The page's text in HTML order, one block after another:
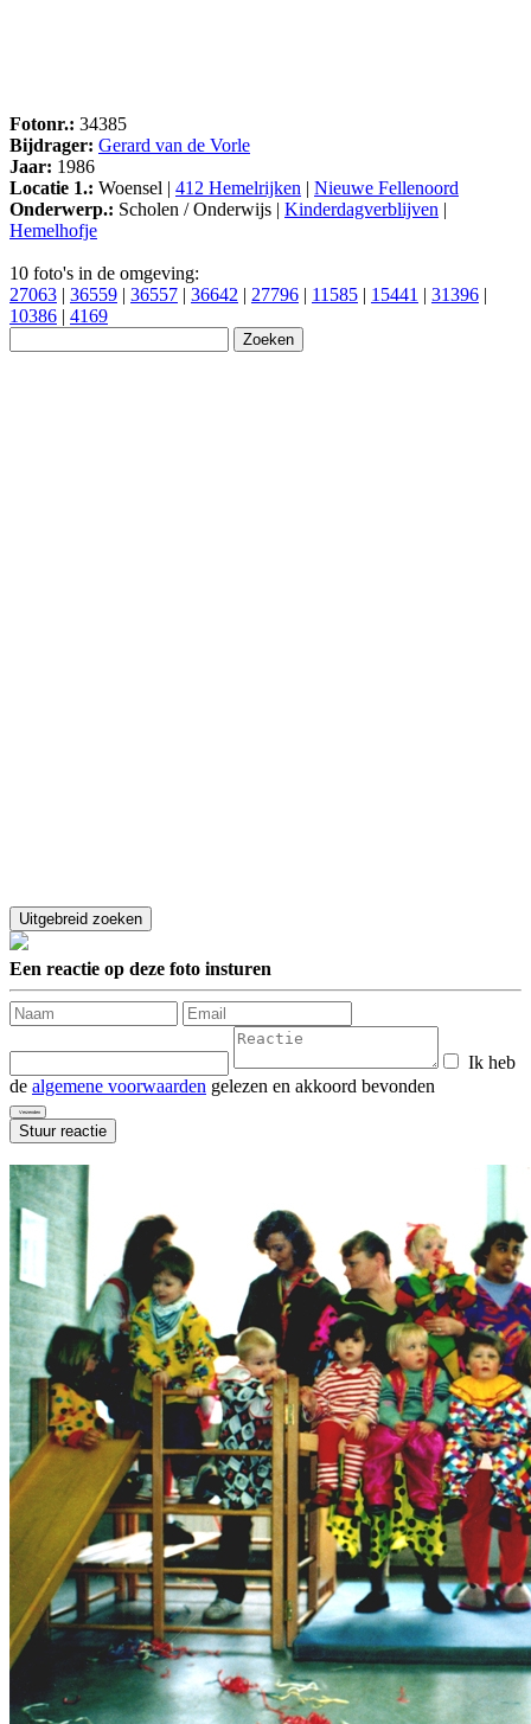
Fotonr.: 34385
Bijdrager: Gerard van de Vorle
Jaar: 1986
Locatie 1.: Woensel | 412 Hemelrijken | Nieuwe Fellenoord
Onderwerp.: Scholen / Onderwijs | Kinderdagverblijven |
Hemelhofje
10 foto's in de omgeving:
27063 | 36559 | 36557 | 36642 | 27796 | 11585 | 15441 | 31396 |
10386 | 4169
Een reactie op deze foto insturen
Ik heb
de algemene voorwaarden gelezen en akkoord bevonden